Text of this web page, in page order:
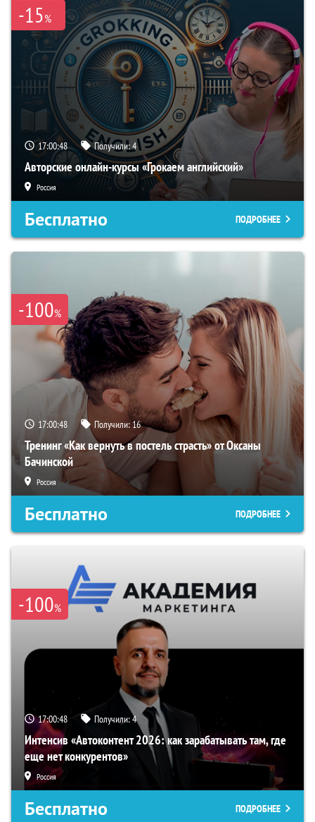
-15%
17:00:48 Получили:4
Авторские онлайн-курсы «Грокаем английский»
Россия
Бесплатно ПОДРОБНЕЕ
-100%
17:00:48 Получили:16
Тренинг «Как вернуть в постель страсть» от Оксаны
Бачинской
Россия
Бесплатно ПОДРОБНЕЕ
-100%
17:00:48 Получили:4
Интенсив «Автоконтент 2026: как зарабатывать там, где
еще нет конкурентов»
Россия
Бесплатно ПОДРОБНЕЕ